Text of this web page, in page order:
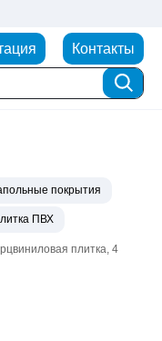
Контакты
покрытия
ПВХ
плитка, 4